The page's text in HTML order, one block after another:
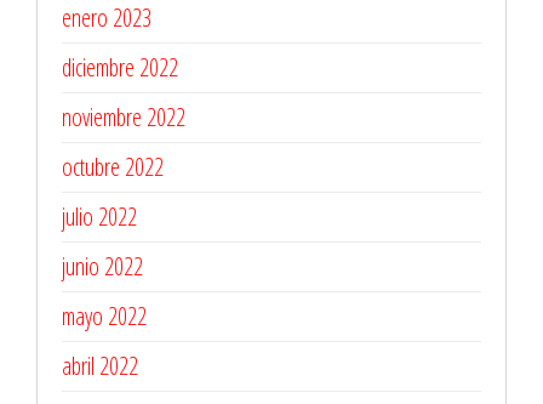
enero 2023
diciembre 2022
noviembre 2022
octubre 2022
julio 2022
junio 2022
mayo 2022
abril 2022